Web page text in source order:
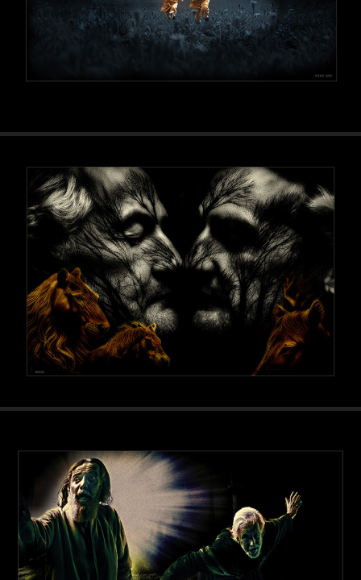
2025
Mythos
Land der Narren - Bolondok földje
2024